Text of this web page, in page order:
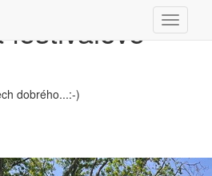
festivalové
dobrého...:-)